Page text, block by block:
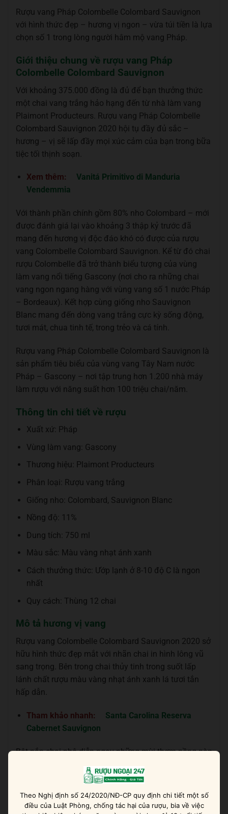
Rượu vang Pháp Colombelle Colombard Sauvignon
với hình thức đẹp – hương vị ngon – vừa túi tiền là lựa
chọn số 1 trong lòng người hâm mộ vang Pháp.
Giới thiệu chung về rượu vang Pháp
Colombelle Colombard Sauvignon
Với khoảng 375.000 đồng là đủ để bạn thưởng thức
một chai vang trắng hảo hạng đến từ nhà làm vang
Plaimont Producteurs. Rượu vang Pháp Colombelle
Colombard Sauvignon 2020 hội tụ đầy đủ sắc –
hương – vị sẽ lấp đầy mọi xúc cảm của bạn trong bữa
tiệc tối thịnh soạn.
Xem thêm:
Vanitá Primitivo di Manduria
Vendemmia
Với thành phần chính gồm 80% nho Colombard – mới
được đánh giá lại vào khoảng 3 thập kỷ trước đã
mang đến hương vị độc đáo khó có được của rượu
vang Colombelle Colombard Sauvignon. Kể từ đó chai
rượu Colombelle đã trở thành biểu tượng của vùng
làm vang nổi tiếng Gascony (nơi cho ra những chai
vang ngon ngang hàng với vùng vang số 1 nước Pháp
– Bordeaux). Kết hợp cùng giống nho Sauvignon
Blanc mang đến dòng vang trắng cực kỳ sống động,
tươi mát, chua tinh tế, trong trẻo và cá tính.
Rượu vang Pháp Colombelle Colombard Sauvignon là
sản phẩm tiêu biểu của vùng vang Tây Nam nước
Pháp – Gascony – nơi tập trung hơn 1.200 nhà máy
làm rượu với năng suất hơn 100 triệu chai/năm.
Thông tin chi tiết về rượu
Xuất xứ: Pháp
Vùng làm vang: Gascony
Thương hiệu: Plaimont Producteurs
Phân loại: Rượu vang trắng
Giống nho: Colombard, Sauvignon Blanc
Nồng độ: 11%
Dung tích: 750 ml
Màu sắc: Màu vàng nhạt ánh xanh
Cách thưởng thức: Ướp lạnh ở 8-10 độ C là ngon
nhất
Quy cách: Thùng 12 chai
Mô tả hương vị vang
Rượu vang Colombelle Colombard Sauvignon 2020 sở
hữu hình thức đẹp mắt với nhãn chai in hình lông vũ
sang trọng. Bên trong chai thủy tinh trong suốt lấp
lánh chất rượu màu vàng nhạt ánh xanh lá tươi tắn
hấp dẫn.
Tham khảo nhanh:
Santa Carolina Reserva
Cabernet Sauvignon
Bật nắp chai phô diễn ngay những mùi thơm nồng nàn
chanh dây hay quả đào trắng. Mùi thơm quyện chặt
người.
Theo Nghị định số 24/2020/NĐ-CP quy định chi tiết một số
điều của Luật Phòng, chống tác hại của rượu, bia về việc